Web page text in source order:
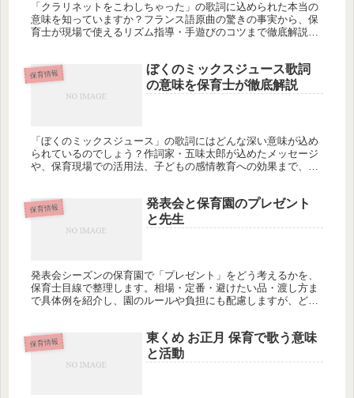
「クラリネットをこわしちゃった」の歌詞に込められた本当の
意味を知っていますか？フランス語原曲の驚きの事実から、保
育士が現場で使えるリズム指導・手遊びのコツまで徹底解説し
保育情報
ぼくのミックスジュース歌詞
の意味を保育士が徹底解説
「ぼくのミックスジュース」の歌詞にはどんな深い意味が込め
られているのでしょう？作詞家・五味太郎が込めたメッセージ
や、保育現場での活用法、子どもの感情教育への効果まで、保
か？
保育情報
発表会と保育園のプレゼント
と先生
発表会シーズンの保育園で「プレゼント」をどう考えるかを、
保育士目線で整理します。相場・定番・避けたい品・渡し方ま
で具体例を紹介し、園のルールや負担にも配慮しますが、どん
保育情報
東くめ お正月 保育で歌う意味
と活動